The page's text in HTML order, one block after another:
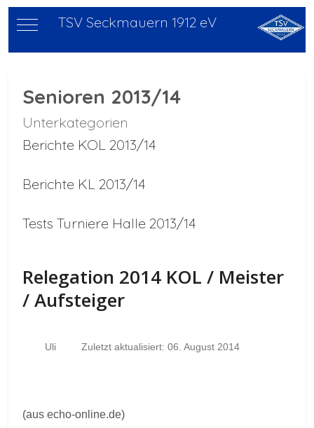
Mobile Menu Toggle
TSV Seckmauern 1912 eV
Senioren 2013/14
Unterkategorien
Berichte KOL 2013/14
Berichte KL 2013/14
Tests Turniere Halle 2013/14
Relegation 2014 KOL / Meister
/ Aufsteiger
Uli Zuletzt aktualisiert: 06. August 2014
(aus echo-online.de)